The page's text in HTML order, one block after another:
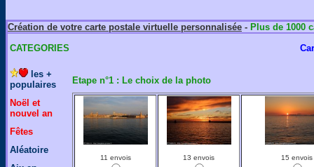
Création de votre carte postale virtuelle personnalisée - Plus de 1000
CATEGORIES
les +
populaires
Noël et
nouvel an
Fêtes
Aléatoire
Etape n°1 : Le choix de la photo
11 envois 13 envois 15 envois